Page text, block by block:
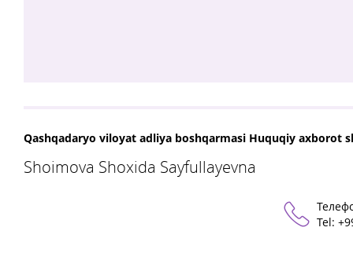
Qashqadaryo viloyat adliya boshqarmasi Huquqiy axborot
Shoimova Shoxida Sayfullayevna
Теl: